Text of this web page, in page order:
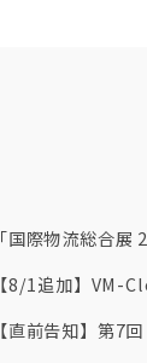
「国際物流総合
【8/1追加】VM-
【直前告知】第7